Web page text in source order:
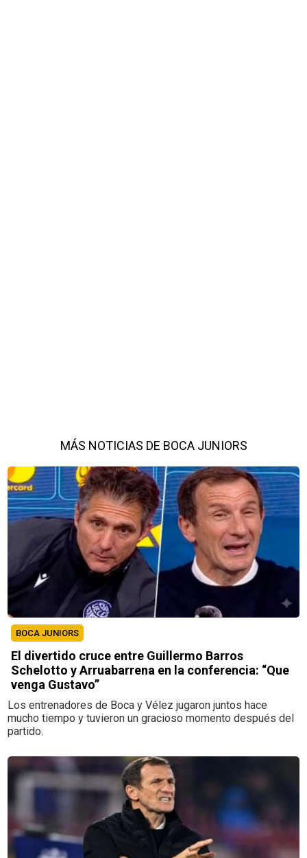
MÁS NOTICIAS DE BOCA JUNIORS
BOCA JUNIORS
El divertido cruce entre Guillermo Barros
Schelotto y Arruabarrena en la conferencia: “Que
venga Gustavo”
Los entrenadores de Boca y Vélez jugaron juntos hace
mucho tiempo y tuvieron un gracioso momento después del
partido.